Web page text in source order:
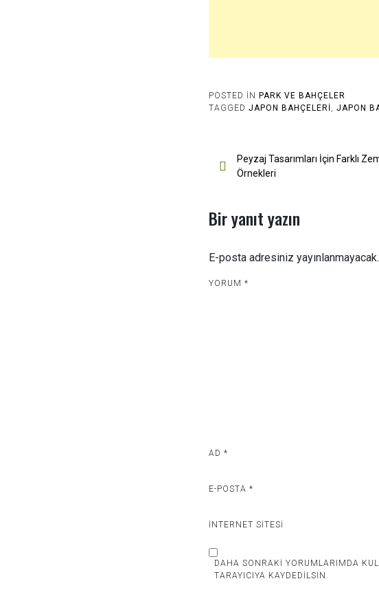
POSTED IN PARK VE BAHÇELER
TAGGED JAPON BAHÇELERI JAPON
YazıPeyzaj Tasarımları İçin Farklı
Örnekleri
Bir yanıt yazın
E-posta adresiniz yayınlanmayacak.
YORUM *
AD *
E-POSTA *
İNTERNET SITESI
DAHA SONRAKI YORUMLARIMDA
TARAYICIYA KAYDEDILSIN.